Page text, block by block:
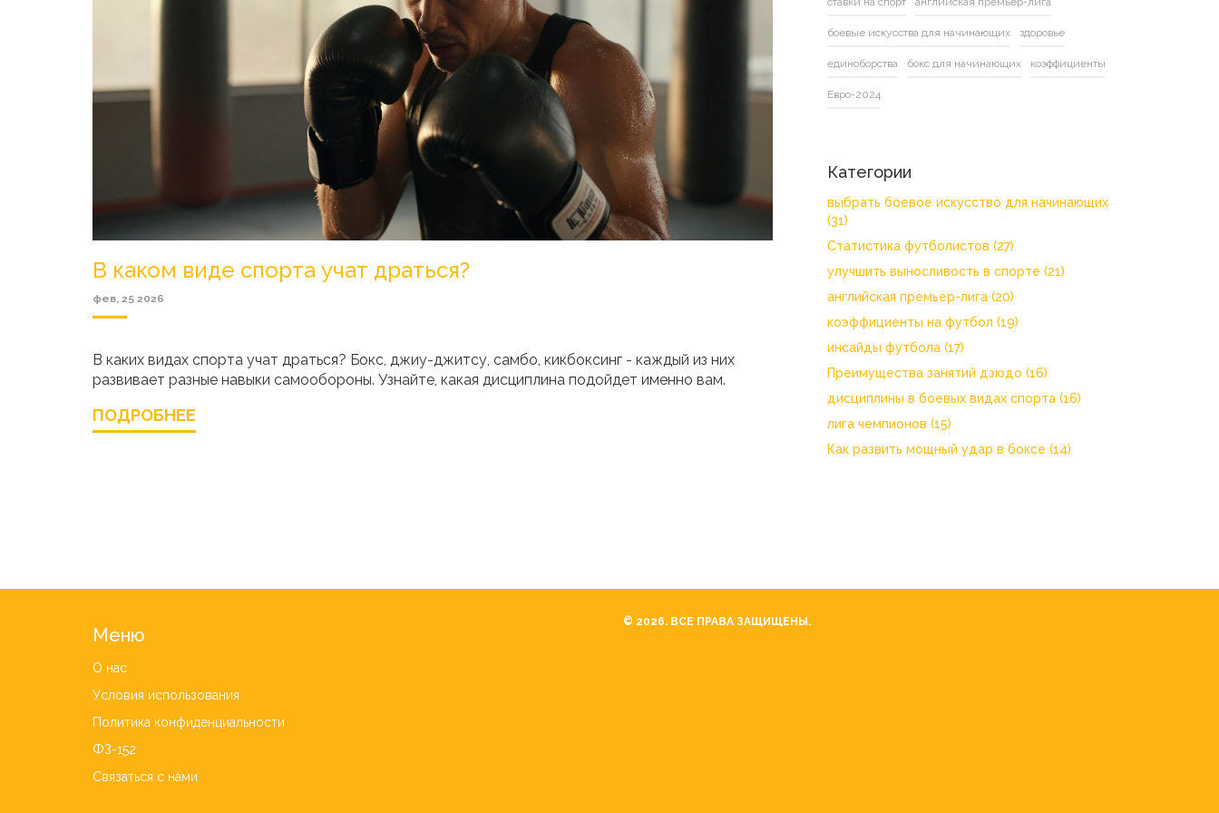
В каком виде спорта учат драться?
фев, 25 2026
В каких видах спорта учат драться? Бокс, джиу-джитсу, самбо, кикбоксинг - каждый из них
развивает разные навыки самообороны. Узнайте, какая дисциплина подойдет именно вам.
ПОДРОБНЕЕ
боевые искусства для начинающих здоровье
единоборства бокс для начинающих коэффициенты
Евро-2024
Категории
выбрать боевое искусство для начинающих
(31)
Статистика футболистов (27)
улучшить выносливость в спорте (21)
английская премьер-лига (20)
коэффициенты на футбол (19)
инсайды футбола (17)
Преимущества занятий дзюдо (16)
дисциплины в боевых видах спорта (16)
лига чемпионов (15)
Как развить мощный удар в боксе (14)
Меню
О нас
Условия использования
Политика конфиденциальности
ФЗ-152
Связаться с нами
© 2026. ВСЕ ПРАВА ЗАЩИЩЕНЫ.